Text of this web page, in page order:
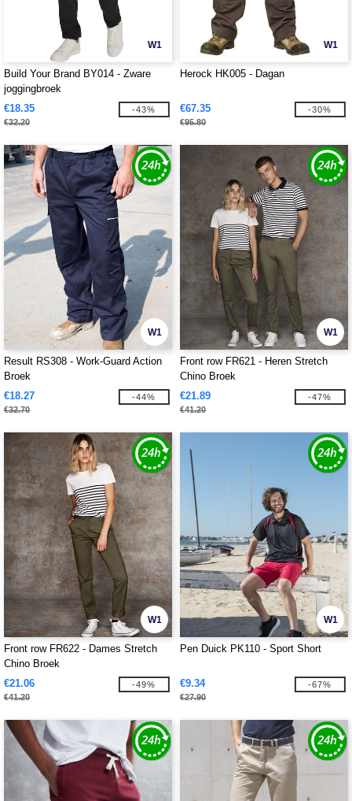
W1
Build Your Brand BY014 - Zware
joggingbroek
€18.35
€32.20
-43%
W1
Herock HK005 - Dagan
€67.35
€95.80
-30%
W1
Result RS308 - Work-Guard Action
Broek
€18.27
€32.70
-44%
W1
Front row FR621 - Heren Stretch
Chino Broek
€21.89
€41.20
-47%
W1
Front row FR622 - Dames Stretch
Chino Broek
€21.06
€41.20
-49%
W1
Pen Duick PK110 - Sport Short
€9.34
€27.90
-67%